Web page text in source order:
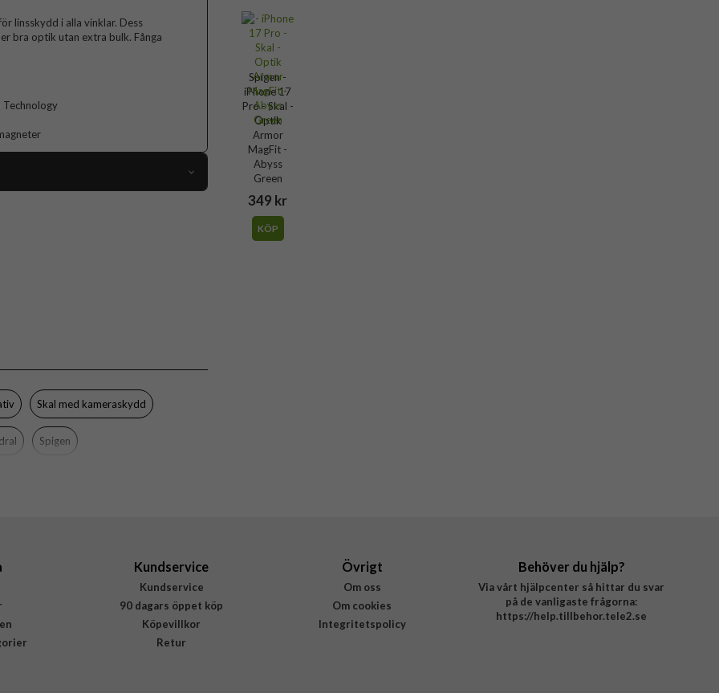
Spigen -
iPhone 17
Pro - Skal -
Optik
Armor
MagFit -
Abyss
Green
349 kr
KÖP
linsskydd i alla vinklar. Dess
bra optik utan extra bulk. Fånga
Technology
8800283310825
Skal med kameraskydd
Spigen
Kundservice
Kundservice
90 dagars öppet köp
Köpevillkor
Retur
Övrigt
Om oss
Om cookies
Integritetspolicy
Behöver du hjälp?
Via vårt hjälpcenter så hittar du svar
på de vanligaste frågorna:
https://help.tillbehor.tele2.se